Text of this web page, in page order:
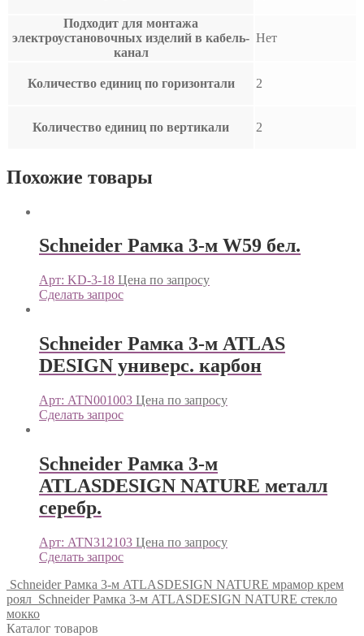
Подходит для монтажа
электроустановочных изделий в кабель-
канал
Нет
Количество единиц по горизонтали 2
Количество единиц по вертикали 2
Похожие товары
Schneider Рамка 3-м W59 бел.
Арт: KD-3-18 Цена по запросу
Сделать запрос
Schneider Рамка 3-м ATLAS
DESIGN универс. карбон
Арт: ATN001003 Цена по запросу
Сделать запрос
Schneider Рамка 3-м
ATLASDESIGN NATURE металл
серебр.
Арт: ATN312103 Цена по запросу
Сделать запрос
Schneider Рамка 3-м ATLASDESIGN NATURE мрамор крем
роял Schneider Рамка 3-м ATLASDESIGN NATURE стекло
мокко
Каталог товаров